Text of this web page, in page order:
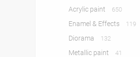
Acrylic paint 650
Enamel & Effects 119
Diorama 132
Metallic paint 41